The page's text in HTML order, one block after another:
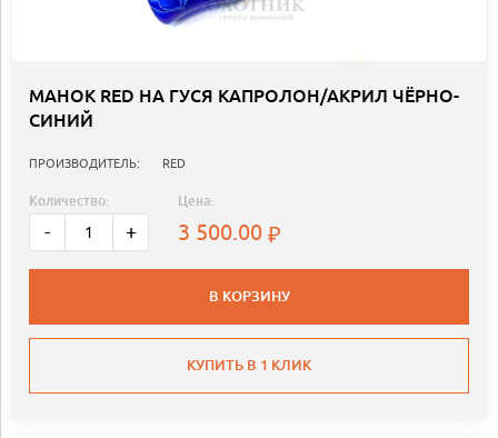
МАНОК RED НА ГУСЯ КАПРОЛОН/АКРИЛ ЧЁРНО-
СИНИЙ
ПРОИЗВОДИТЕЛЬ: RED
Количество:
- +
Цена:
3 500.00
В КОРЗИНУ
КУПИТЬ В 1 КЛИК